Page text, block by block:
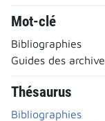
Mot-clé
Bibliographies
Guides des
Thésaurus
Bibliographies